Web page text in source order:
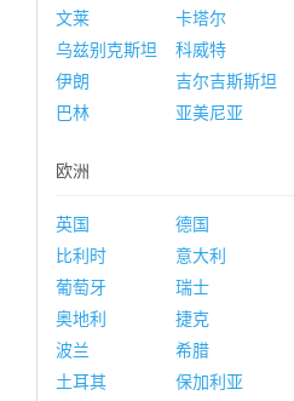
文莱
卡塔尔
乌兹别克斯坦
科威特
伊朗
吉尔吉斯斯坦
巴林
亚美尼亚
欧洲
英国 德国
比利时
意大利
葡萄牙
瑞士
奥地利
捷克
波兰
希腊
土耳其
保加利亚